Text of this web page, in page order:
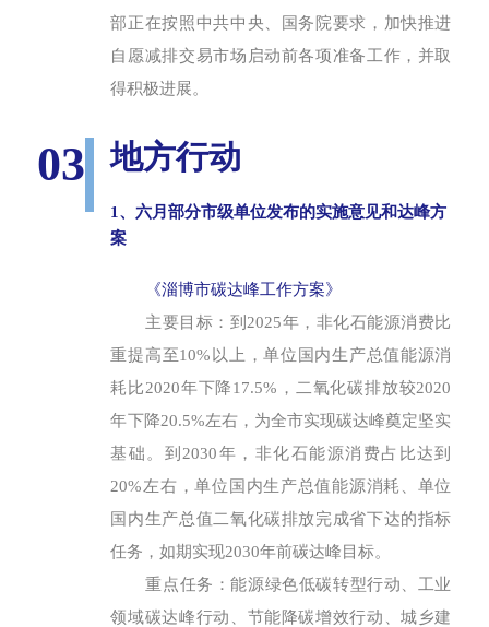
部正在按照中共中央、国务院要求，加快推进
自愿减排交易市场启动前各项准备工作，并取
得积极进展。
03 地方行动
1、六月部分市级单位发布的实施意见和达峰方
案
《淄博市碳达峰工作方案》
主要目标： 到2025年，非化石能源消费比
重提高至10%以上，单位国内生产总值能源消
耗比2020年下降17.5%，二氧化碳排放较2020
年下降20.5%左右，为全市实现碳达峰奠定坚实
基础。到2030年，非化石能源消费占比达到
20%左右，单位国内生产总值能源消耗、单位
国内生产总值二氧化碳排放完成省下达的指标
任务，如期实现2030年前碳达峰目标。
重点任务：能源绿色低碳转型行动、工业
领域碳达峰行动、节能降碳增效行动、城乡建